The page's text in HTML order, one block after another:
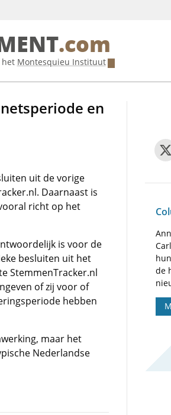
.com
het Montesquieu Instituut
en
uit de vorige
Daarnaast is
richt op het
is voor de
besluiten uit het
StemmenTracker.nl
of zij voor of
hebben
maar het
Nederlandse
de